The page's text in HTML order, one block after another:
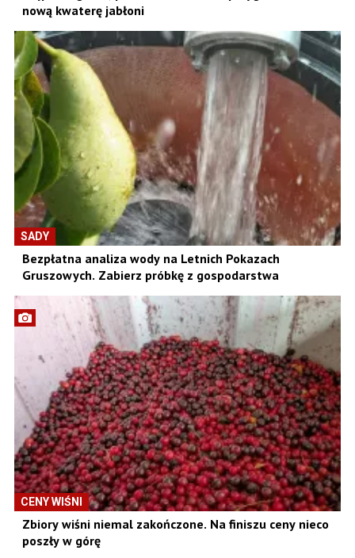
nową kwaterę jabłoni
SADY
Bezpłatna analiza wody na Letnich Pokazach
Gruszowych. Zabierz próbkę z gospodarstwa
CENY WIŚNI
Zbiory wiśni niemal zakończone. Na finiszu ceny nieco
poszły w górę